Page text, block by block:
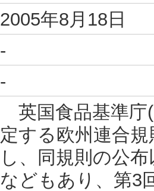
2005年8月18日
-
-
英国食品基準庁
定する欧州連合
し、同規則の公
などもあり、第3